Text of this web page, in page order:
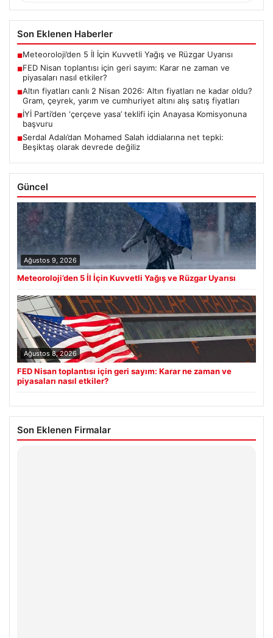
Son Eklenen Haberler
■Meteoroloji’den 5 İl İçin Kuvvetli Yağış ve Rüzgar Uyarısı
■FED Nisan toplantısı için geri sayım: Karar ne zaman ve
piyasaları nasıl etkiler?
■Altın fiyatları canlı 2 Nisan 2026: Altın fiyatları ne kadar oldu?
Gram, çeyrek, yarım ve cumhuriyet altını alış satış fiyatları
■İYİ Parti’den ‘çerçeve yasa’ teklifi için Anayasa Komisyonuna
başvuru
■Serdal Adalı’dan Mohamed Salah iddialarına net tepki:
Beşiktaş olarak devrede değiliz
Güncel
Ağustos 9, 2026
Meteoroloji’den 5 İl İçin Kuvvetli Yağış ve Rüzgar Uyarısı
Ağustos 8, 2026
FED Nisan toplantısı için geri sayım: Karar ne zaman ve
piyasaları nasıl etkiler?
Son Eklenen Firmalar